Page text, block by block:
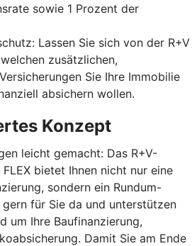
sowie 1 Prozent der
Lassen Sie sich von der R+V
zusätzlichen,
Sie Ihre Immobilie
absichern wollen.
Konzept
leicht gemacht: Das R+V-
bietet Ihnen nicht nur eine
sondern ein Rundum-
für Sie da und unterstützen
um Ihre Baufinanzierung,
Damit Sie am Ende